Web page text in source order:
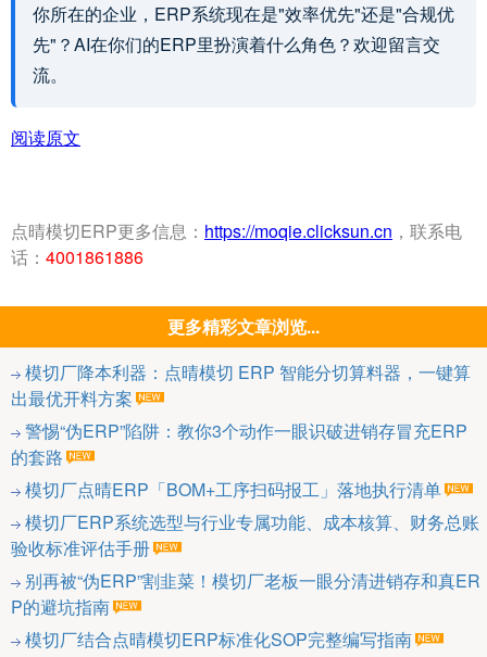
你所在的企业，ERP系统现在是"效率优先"还是"合规优
先"？AI在你们的ERP里扮演着什么角色？欢迎留言交
流。
阅读原文
点晴模切ERP更多信息： https://moqie.clicksun.cn ，联系电
话： 4001861886
更多精彩文章浏览...
模切厂降本利器：点晴模切 ERP 智能分切算料器，一键算
出最优开料方案
警惕“伪ERP”陷阱：教你3个动作一眼识破进销存冒充ERP
的套路
模切厂点晴ERP「BOM+工序扫码报工」落地执行清单
模切厂ERP系统选型与行业专属功能、成本核算、财务总账
验收标准评估手册
别再被“伪ERP”割韭菜！模切厂老板一眼分清进销存和真ER
P的避坑指南
模切厂结合点晴模切ERP标准化SOP完整编写指南